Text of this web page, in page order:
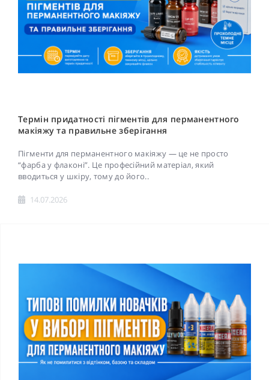
Термін придатності пігментів для перманентного
макіяжу та правильне зберігання
Пігменти для перманентного макіяжу — це не просто
“фарба у флаконі”. Це професійний матеріал, який
вводиться у шкіру, тому до його..
14.07.2026